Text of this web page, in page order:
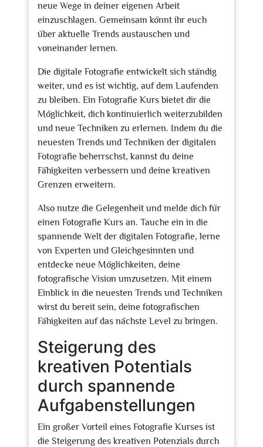
neue Wege in deiner eigenen Arbeit
einzuschlagen. Gemeinsam könnt ihr euch
über aktuelle Trends austauschen und
voneinander lernen.
Die digitale Fotografie entwickelt sich ständig
weiter, und es ist wichtig, auf dem Laufenden
zu bleiben. Ein Fotografie Kurs bietet dir die
Möglichkeit, dich kontinuierlich weiterzubilden
und neue Techniken zu erlernen. Indem du die
neuesten Trends und Techniken der digitalen
Fotografie beherrschst, kannst du deine
Fähigkeiten verbessern und deine kreativen
Grenzen erweitern.
Also nutze die Gelegenheit und melde dich für
einen Fotografie Kurs an. Tauche ein in die
spannende Welt der digitalen Fotografie, lerne
von Experten und Gleichgesinnten und
entdecke neue Möglichkeiten, deine
fotografische Vision umzusetzen. Mit einem
Einblick in die neuesten Trends und Techniken
wirst du bereit sein, deine fotografischen
Fähigkeiten auf das nächste Level zu bringen.
Steigerung des
kreativen Potentials
durch spannende
Aufgabenstellungen
Ein großer Vorteil eines Fotografie Kurses ist
die Steigerung des kreativen Potenzials durch